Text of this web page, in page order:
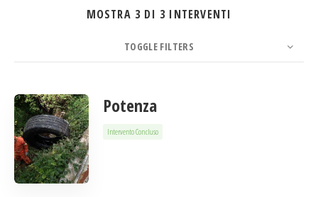
Cerca
MOSTRA 3 DI 3 INTERVENTI
TOGGLE FILTERS
N. PER PAGINA 5 Potenza
Intervento Concluso